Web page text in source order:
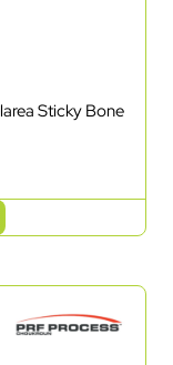
Sticky Bone